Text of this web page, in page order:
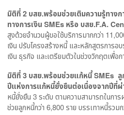
มิติที่ 2 บสย.พร้อมช่วยเติมความรู้ทาง
ทางการเงินSMEs หรือ บสย.F.A.
สูงด้วยจำนวนผู้ขอใช้บริการมากกว่า
เงิน ปรับโครงสร้างหนี้ และหลักสูตรการ
เงิน ธุรกิจ และเตรียมตัวในช่วงวิกฤตเพื่อก
มิติที่ 3 บสย.พร้อมช่วยแก้หนี้SMEs
ปีแห่งการแก้หนี้ยั่งยืนต่อเนื่องจากปีที่ผ่
หนี้ยั่งยืน 3 ระดับ ตามความสามารถในกา
ช่วยลูกหนี้กว่า 6,800 ราย บรรเทาหนี้รวม